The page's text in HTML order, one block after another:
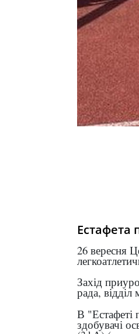
Естафета
26 вересня
Захід
рада, відділ
В "Естафеті
здобувачі